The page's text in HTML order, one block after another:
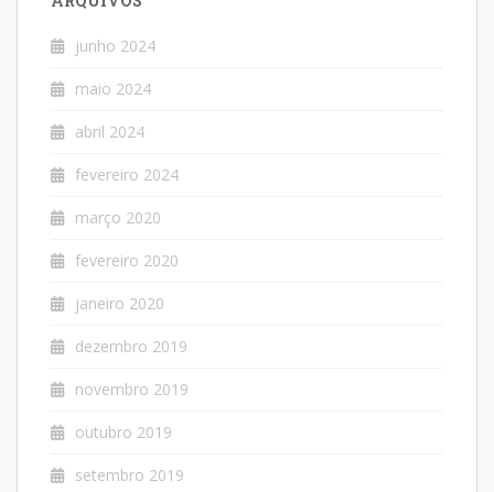
junho 2024
maio 2024
abril 2024
fevereiro 2024
março 2020
fevereiro 2020
janeiro 2020
dezembro 2019
novembro 2019
outubro 2019
setembro 2019